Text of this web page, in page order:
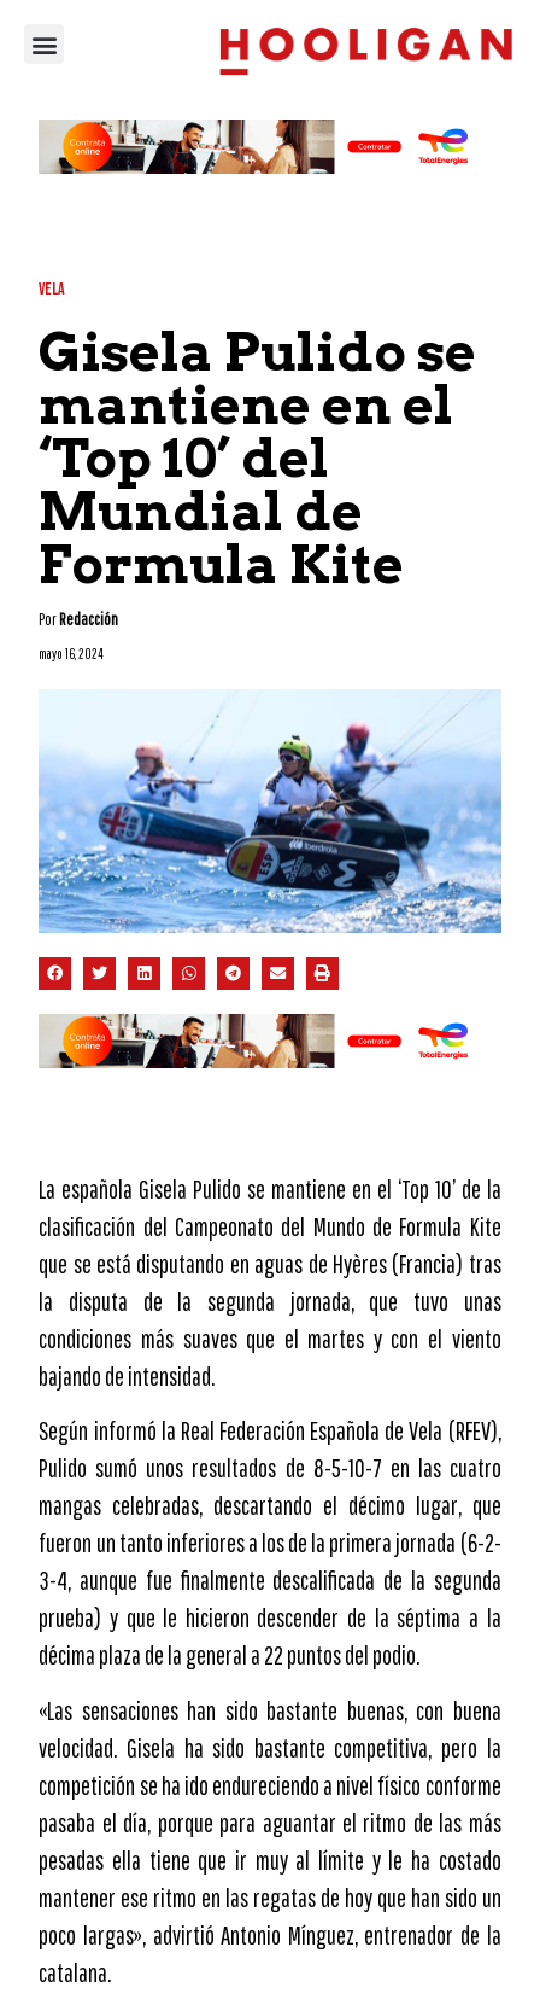
VELA
Gisela Pulido se
mantiene en el
‘Top 10’ del
Mundial de
Formula Kite
PorRedacción
mayo 16, 2024
La española Gisela Pulido se mantiene en el ‘Top 10’ de la
clasificación del Campeonato del Mundo de Formula Kite
que se está disputando en aguas de Hyères (Francia) tras
la disputa de la segunda jornada, que tuvo unas
condiciones más suaves que el martes y con el viento
bajando de intensidad.
Según informó la Real Federación Española de Vela (RFEV),
Pulido sumó unos resultados de 8-5-10-7 en las cuatro
mangas celebradas, descartando el décimo lugar, que
fueron un tanto inferiores a los de la primera jornada (6-2-
3-4, aunque fue finalmente descalificada de la segunda
prueba) y que le hicieron descender de la séptima a la
décima plaza de la general a 22 puntos del podio.
«Las sensaciones han sido bastante buenas, con buena
velocidad. Gisela ha sido bastante competitiva, pero la
competición se ha ido endureciendo a nivel físico conforme
pasaba el día, porque para aguantar el ritmo de las más
pesadas ella tiene que ir muy al límite y le ha costado
mantener ese ritmo en las regatas de hoy que han sido un
poco largas», advirtió Antonio Mínguez, entrenador de la
catalana.